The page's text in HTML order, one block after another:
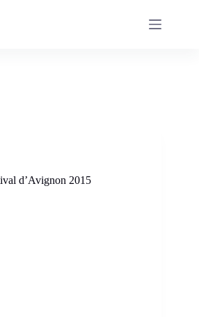
d’Avignon 2015